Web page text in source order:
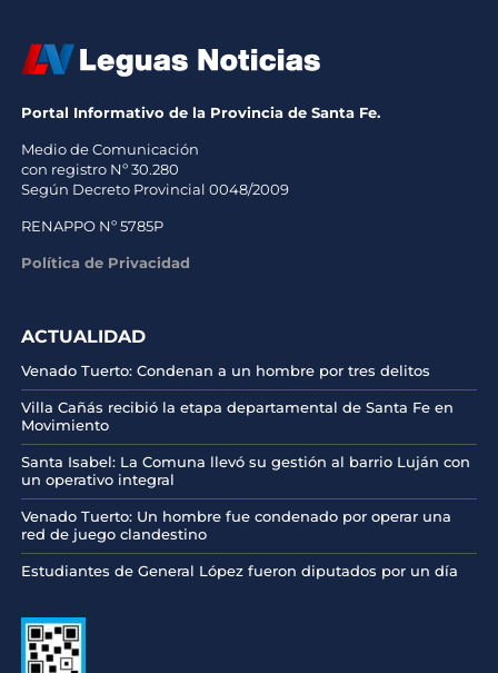
Portal Informativo de la Provincia de Santa Fe.
Medio de Comunicación
con registro Nº 30.280
Según Decreto Provincial 0048/2009
RENAPPO Nº 5785P
Política de Privacidad
ACTUALIDAD
Venado Tuerto: Condenan a un hombre por tres delitos
Villa Cañás recibió la etapa departamental de Santa Fe en
Movimiento
Santa Isabel: La Comuna llevó su gestión al barrio Luján con
un operativo integral
Venado Tuerto: Un hombre fue condenado por operar una
red de juego clandestino
Estudiantes de General López fueron diputados por un día